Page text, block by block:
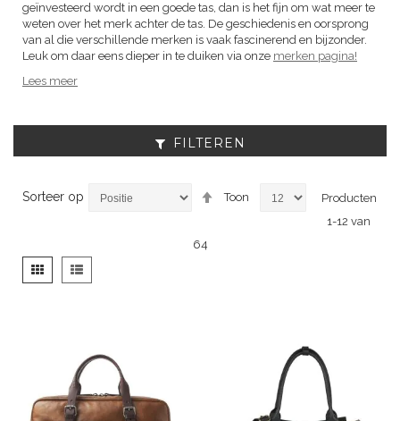
geïnvesteerd wordt in een goede tas, dan is het fijn om wat meer te
weten over het merk achter de tas. De geschiedenis en oorsprong
van al die verschillende merken is vaak fascinerend en bijzonder.
Leuk om daar eens dieper in te duiken via onze merken pagina!
Lees meer
FILTEREN
Sorteer op
Van
Toon
Producten
1-12 van
64
Tonen
als
Foto-
tabel
Lijst